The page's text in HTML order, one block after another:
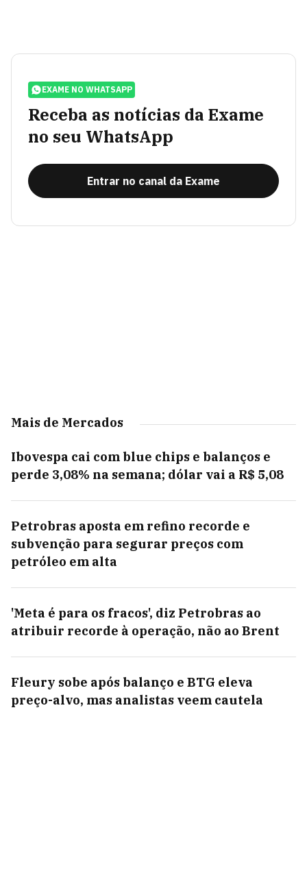
EXAME NO WHATSAPP
Receba as notícias da Exame
no seu WhatsApp
Entrar no canal da Exame
Mais de Mercados
Ibovespa cai com blue chips e balanços e
perde 3,08% na semana; dólar vai a R$ 5,08
Petrobras aposta em refino recorde e
subvenção para segurar preços com
petróleo em alta
'Meta é para os fracos', diz Petrobras ao
atribuir recorde à operação, não ao Brent
Fleury sobe após balanço e BTG eleva
preço-alvo, mas analistas veem cautela